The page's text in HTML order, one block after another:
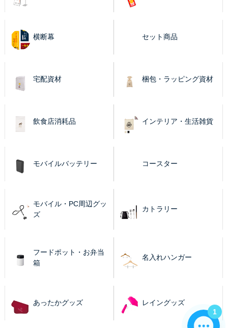
横断幕 セット商品
宅配資材 梱包・ラッピング資材
飲食店消耗品 インテリア・生活雑貨
モバイルバッテリー コースター
モバイル・PC周辺グッ
ズ
カトラリー
フードポット・お弁当
箱
名入れハンガー
あったかグッズ
レイングッズ
1